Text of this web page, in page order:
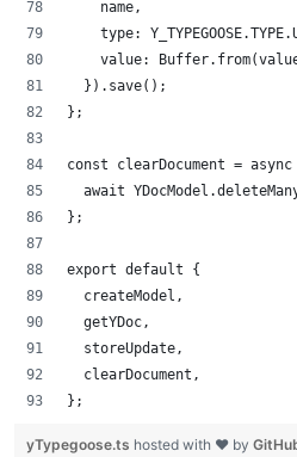
		name,
type:
value:
	}).save();
};
const clearDocument =
await
};
export default {
	createModel,
	getYDoc,
	storeUpdate,
	clearDocument,
};
yTypegoose.ts hosted with ❤ by